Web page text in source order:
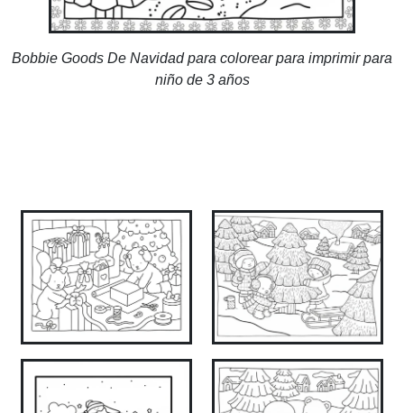
Bobbie Goods De Navidad para colorear para imprimir para
niño de 3 años